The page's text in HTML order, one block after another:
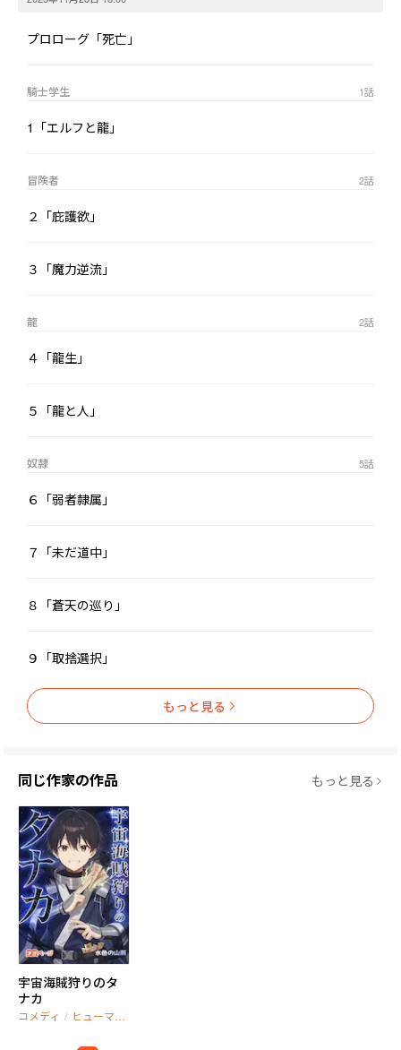
プロローグ「死亡」
騎士学生 1話
1「エルフと龍」
冒険者 2話
２「庇護欲」
３「魔力逆流」
龍 2話
４「龍生」
５「龍と人」
奴隷 5話
６「弱者隷属」
７「未だ道中」
８「蒼天の巡り」
９「取捨選択」
もっと見る
同じ作家の作品 もっと見る
宇宙海賊狩りのタ
ナカ
コメディ / ヒューマンドラマ